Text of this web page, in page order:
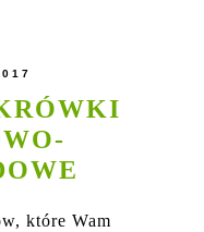
które Wam